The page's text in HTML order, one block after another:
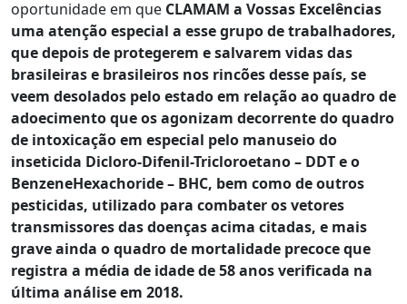
oportunidade em que CLAMAM a Vossas Excelências
uma atenção especial a esse grupo de trabalhadores,
que depois de protegerem e salvarem vidas das
brasileiras e brasileiros nos rincões desse país, se
veem desolados pelo estado em relação ao quadro de
adoecimento que os agonizam decorrente do quadro
de intoxicação em especial pelo manuseio do
inseticida Dicloro-Difenil-Tricloroetano – DDT e o
BenzeneHexachoride – BHC, bem como de outros
pesticidas, utilizado para combater os vetores
transmissores das doenças acima citadas, e mais
grave ainda o quadro de mortalidade precoce que
registra a média de idade de 58 anos verificada na
última análise em 2018.